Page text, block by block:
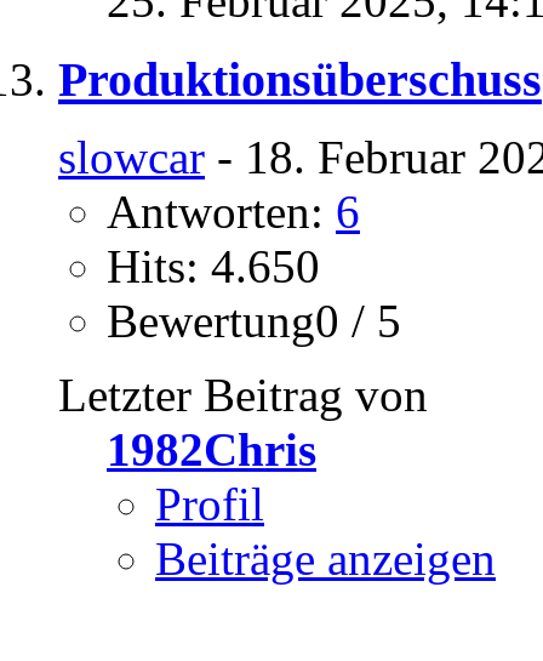
Produktionsüberschuss
slowcar - 18. Februar
Antworten: 6
Hits: 4.650
Bewertung0 / 5
Letzter Beitrag von
1982Chris
Profil
Beiträge anzeigen